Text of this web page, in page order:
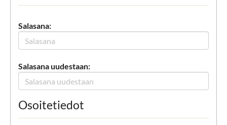
Salasana:
Salasana uudestaan:
Osoitetiedot